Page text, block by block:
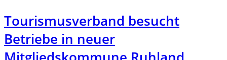
Tourismusverband besucht
Betriebe in neuer